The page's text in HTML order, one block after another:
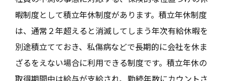
暇制度として積立年休制度があります。積立年休制度
は、通常２年超えると消滅してしまう年次有給休暇を
別途積立てておき、私傷病などで長期的に会社を休ま
ざるをえない場合に利用できる制度です。積立年休の